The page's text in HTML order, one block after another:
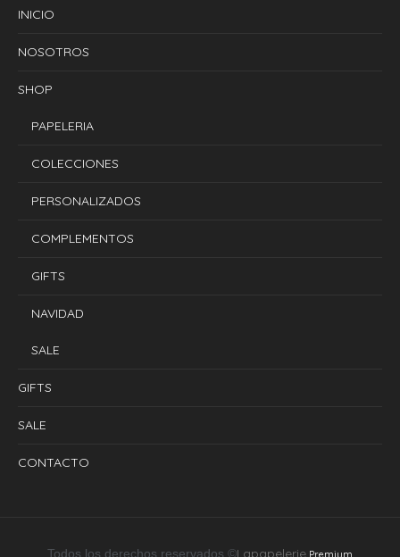
INICIO
NOSOTROS
SHOP
PAPELERIA
COLECCIONES
PERSONALIZADOS
COMPLEMENTOS
GIFTS
NAVIDAD
SALE
GIFTS
SALE
CONTACTO
Todos los derechos reservados ©Lapapelerie Premium